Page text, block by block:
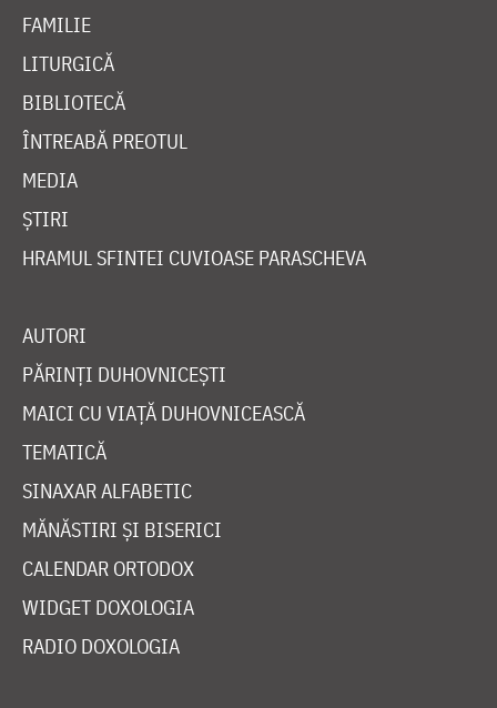
FAMILIE
LITURGICĂ
BIBLIOTECĂ
ÎNTREABĂ PREOTUL
MEDIA
ȘTIRI
HRAMUL SFINTEI CUVIOASE PARASCHEVA
AUTORI
PĂRINȚI DUHOVNICEȘTI
MAICI CU VIAȚĂ DUHOVNICEASCĂ
TEMATICĂ
SINAXAR ALFABETIC
MĂNĂSTIRI ȘI BISERICI
CALENDAR ORTODOX
WIDGET DOXOLOGIA
RADIO DOXOLOGIA